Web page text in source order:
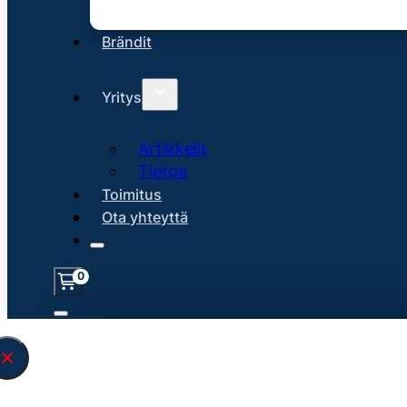
Brändit
Yritys
Artikkelit
Tietoa
Toimitus
Ota yhteyttä
0